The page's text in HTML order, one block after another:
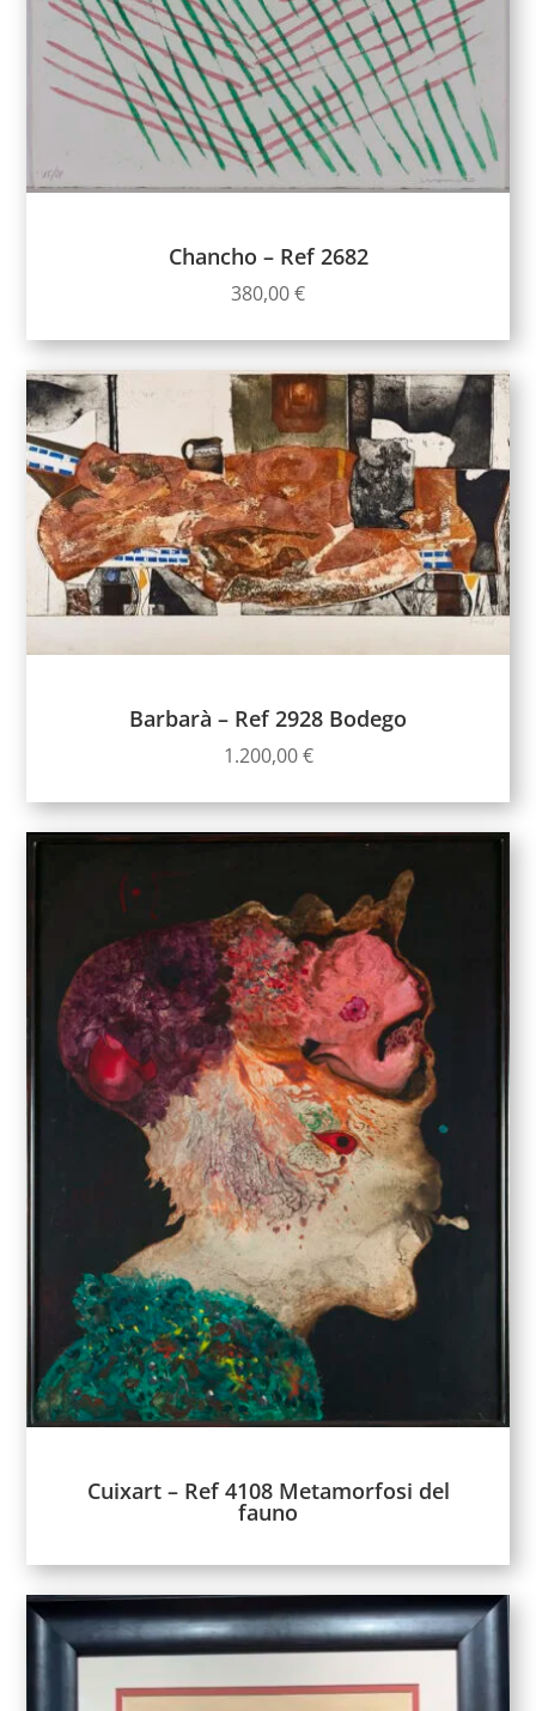
Chancho – Ref 2682
380,00€
Barbarà – Ref 2928 Bodego
1.200,00€
Cuixart – Ref 4108 Metamorfosi del
fauno